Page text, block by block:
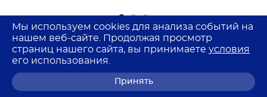
Мы используем cookies для анализа событий на
нашем веб-сайте. Продолжая просмотр
страниц нашего сайта, вы принимаете условия
его использования.
Принять